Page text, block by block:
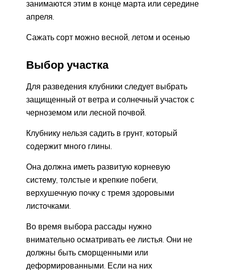
занимаются этим в конце марта или середине
апреля.
Сажать сорт можно весной, летом и осенью
Выбор участка
Для разведения клубники следует выбрать
защищенный от ветра и солнечный участок с
черноземом или лесной почвой.
Клубнику нельзя садить в грунт, который
содержит много глины.
Она должна иметь развитую корневую
систему, толстые и крепкие побеги,
верхушечную почку с тремя здоровыми
листочками.
Во время выбора рассады нужно
внимательно осматривать ее листья. Они не
должны быть сморщенными или
деформированными. Если на них